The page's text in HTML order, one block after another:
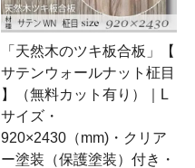
「天然木のツキ板合板」【
サテンウォールナット柾目
】（無料カット有り）｜L
サイズ・
920×2430（mm)・クリア
ー塗装（保護塗装）付き・